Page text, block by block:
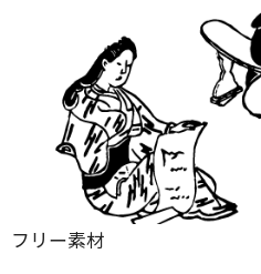
フリー素材